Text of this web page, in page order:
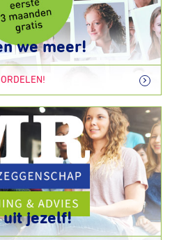
we meer!
uit jezelf!